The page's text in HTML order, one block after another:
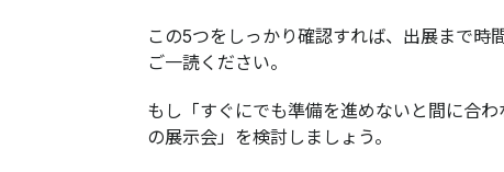
この5つをしっかり確認すれば、出展まで時
ご一読ください。
もし「すぐにでも準備を進めないと間に合
の展示会」を検討しましょう。